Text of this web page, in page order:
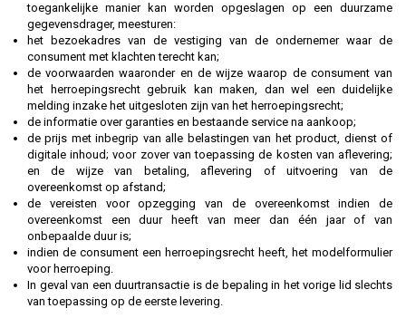
toegankelijke manier kan worden opgeslagen op een duurzame
gegevensdrager, meesturen:
het bezoekadres van de vestiging van de ondernemer waar de
consument met klachten terecht kan;
de voorwaarden waaronder en de wijze waarop de consument van
het herroepingsrecht gebruik kan maken, dan wel een duidelijke
melding inzake het uitgesloten zijn van het herroepingsrecht;
de informatie over garanties en bestaande service na aankoop;
de prijs met inbegrip van alle belastingen van het product, dienst of
digitale inhoud; voor zover van toepassing de kosten van aflevering;
en de wijze van betaling, aflevering of uitvoering van de
overeenkomst op afstand;
de vereisten voor opzegging van de overeenkomst indien de
overeenkomst een duur heeft van meer dan één jaar of van
onbepaalde duur is;
indien de consument een herroepingsrecht heeft, het modelformulier
voor herroeping.
In geval van een duurtransactie is de bepaling in het vorige lid slechts
van toepassing op de eerste levering.